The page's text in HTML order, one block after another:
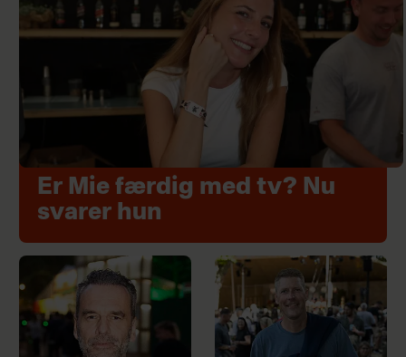
Er Mie færdig med tv? Nu
svarer hun